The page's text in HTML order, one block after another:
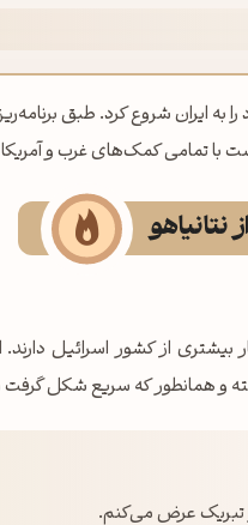
خود را به ایران شروع کرد.
با تمامی کمک‌های غرب و آمریکا
نتانیاهو
از کشور اسرائیل دارند.
و همانطور که سریع شکل گرفت
تبریک عرض می‌کنم.